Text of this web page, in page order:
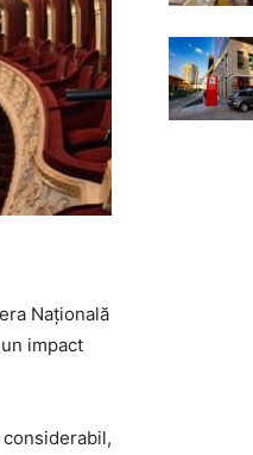
Națională
impact